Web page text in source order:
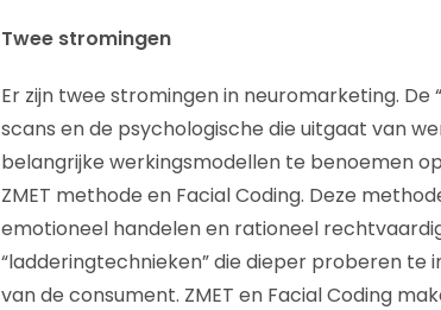
Twee stromingen
Er zijn twee stromingen in neuromarketing. De
scans en de psychologische die uitgaat van
belangrijke werkingsmodellen te benoemen
ZMET methode en Facial Coding. Deze
emotioneel handelen en rationeel
“ladderingtechnieken” die dieper proberen
van de consument. ZMET en Facial Coding